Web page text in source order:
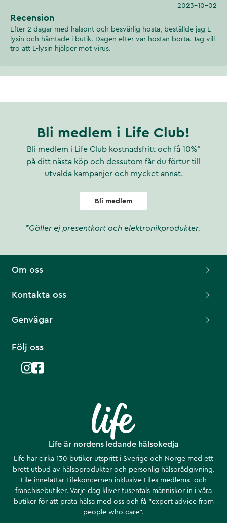
2023-10-02
Recension
Efter 2 dagar med halsont och besvärlig hosta, beställde jag L-
lysin och hämtade i butik. Dagen efter var hostan borta. Jag vill
tro att L-lysin hjälper mot virus.
Bli medlem i Life Club!
Bli medlem i Life Club kostnadsfritt och få 10%*
på ditt nästa köp och dessutom får du förtur till
utvalda kampanjer och mycket annat.
Bli medlem
*Gäller ej presentkort och elektronikprodukter.
Life är nordens ledande hälsokedja
Life har cirka 130 butiker utspritt i Sverige och Norge med ett
brett utbud av hälsoprodukter och personlig hälsorådgivning.
Life innefattar Lifekoncernen inklusive Lifes medlems- och
franchisebutiker. Varje dag kliver tusentals människor in i våra
butiker för att prata hälsa med oss och få ”expert advice from
people who care”.
Om oss
Kontakta oss
Genvägar
Följ oss